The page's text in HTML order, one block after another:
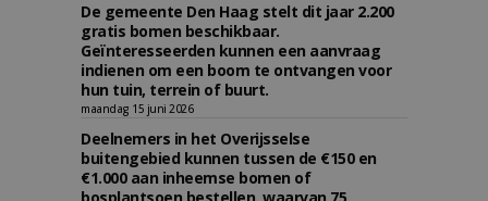
De gemeente Den Haag stelt dit jaar 2.200
gratis bomen beschikbaar.
Geïnteresseerden kunnen een aanvraag
indienen om een boom te ontvangen voor
hun tuin, terrein of buurt.
maandag 15 juni 2026
Deelnemers in het Overijsselse
buitengebied kunnen tussen de €150 en
€1.000 aan inheemse bomen of